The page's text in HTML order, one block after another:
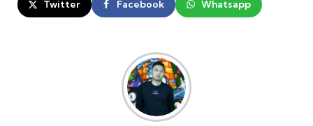
Twitter Facebook Whatsapp